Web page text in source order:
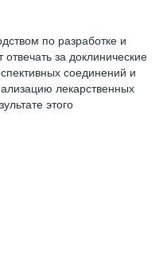
по разработке и
за доклинические
соединений и
лекарственных
этого